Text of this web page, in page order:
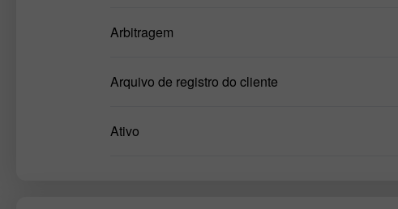
Arbitragem
Arquivo de registro do cliente
Ativo